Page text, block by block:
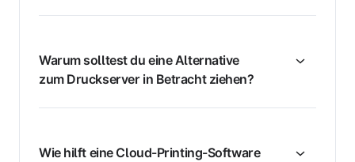
Warum solltest du eine Alternative
zum Druckserver in Betracht ziehen?
Wie hilft eine Cloud-Printing-Software